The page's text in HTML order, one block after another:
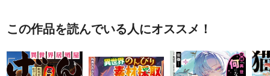
この作品を読んでいる人にオススメ！